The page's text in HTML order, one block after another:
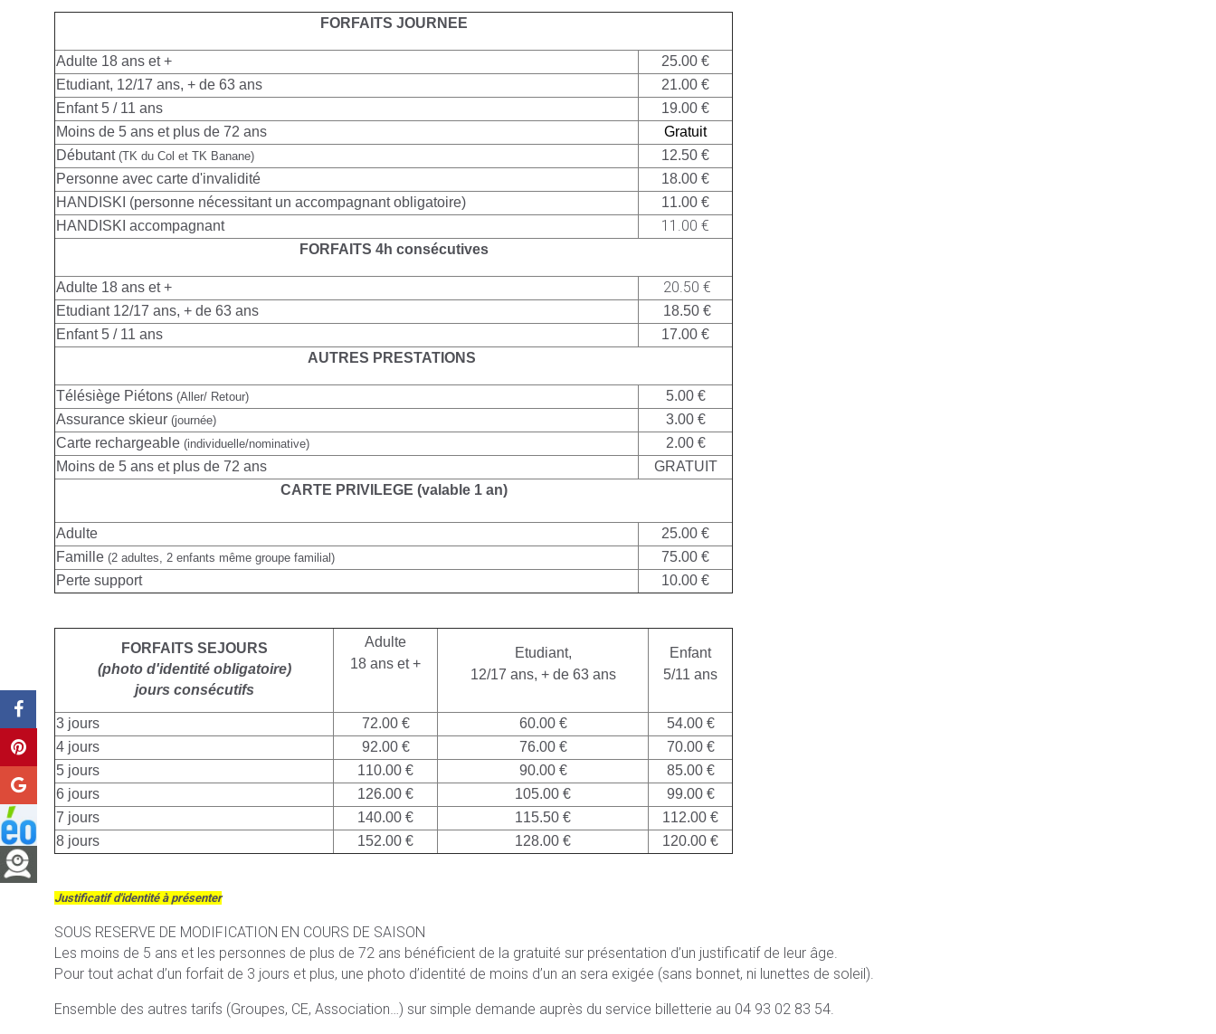
FORFAITS JOURNEE
Adulte 18 ans et +
25.00 €
Etudiant, 12/17 ans, + de 63 ans
21.00 €
Enfant 5 / 11 ans
19.00 €
Moins de 5 ans et plus de 72 ans
Gratuit
Débutant (TK du Col et TK Banane)
12.50 €
Personne avec carte d'invalidité
18.00 €
HANDISKI (personne nécessitant un accompagnant obligatoire)
11.00 €
HANDISKI accompagnant
11.00 €
FORFAITS 4h consécutives
Adulte 18 ans et + 20.50 €
Etudiant 12/17 ans, + de 63 ans
18.50 €
Enfant 5 / 11 ans
17.00 €
AUTRES PRESTATIONS
Télésiège Piétons (Aller/ Retour)
5.00 €
Assurance skieur (journée)
3.00 €
Carte rechargeable (individuelle/nominative)
2.00 €
Moins de 5 ans et plus de 72 ans
GRATUIT
CARTE PRIVILEGE (valable 1 an)
Adulte
25.00 €
Famille (2 adultes, 2 enfants même groupe familial)
75.00 €
Perte support
10.00 €
FORFAITS SEJOURS
(photo d'identité obligatoire)
jours consécutifs
Adulte
18 ans et +
Etudiant,
12/17 ans, + de 63 ans
Enfant
5/11 ans
3 jours 72.00 € 60.00 €
54.00 €
4 jours
92.00 € 76.00 €
70.00 €
5 jours
110.00 € 90.00 €
85.00 €
6 jours
126.00 € 105.00 €
99.00 €
7 jours
140.00 € 115.50 €
112.00 €
8 jours
152.00 € 128.00 € 120.00 €
Justificatif d'identité à présenter
SOUS RESERVE DE MODIFICATION EN COURS DE SAISON
Les moins de 5 ans et les personnes de plus de 72 ans bénéficient de la gratuité sur présentation d’un justificatif de leur âge.
Pour tout achat d’un forfait de 3 jours et plus, une photo d’identité de moins d’un an sera exigée (sans bonnet, ni lunettes de soleil).
Ensemble des autres tarifs (Groupes, CE, Association…) sur simple demande auprès du service billetterie au 04 93 02 83 54.